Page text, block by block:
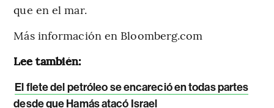
que en el mar.
Más información en Bloomberg.com
Lee también:
El flete del petróleo se encareció en todas partes
desde que Hamás atacó Israel